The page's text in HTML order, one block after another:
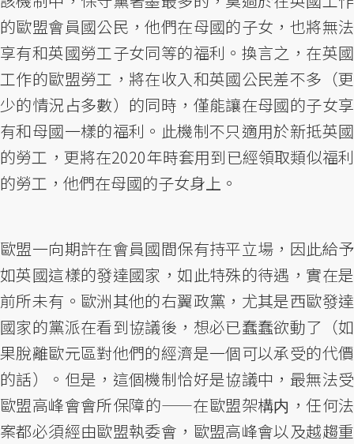
的歐盟會員國公民，他們在母國的子女，也將無法
享有和英國勞工子女同等的福利。換言之，在英國
工作的歐盟勞工，將在收入和英國公民差不多（更
少的情況占多數）的同時，僅能讓在母國的子女享
有和母國一樣的福利。此機制不只適用於新抵英國
的勞工，更將在2020年時套用到已經領取類似福利
的勞工，他們在母國的子女身上。
歐盟一向期許在會員國間保有持平立場，因此給予
如英國這樣的發達國家，如此特殊的待遇，實在是
前所未有。歐洲其他的右翼政黨，尤其是西歐發達
國家的黨派在看到協議後，想必已蠢蠢欲動了（如
果脫離歐元區對他們的經濟是一個可以承受的代價
的話）。但是，這個機制恰好是協議中，最無法受
歐盟高峰會會所保障的——在歐盟架構内，任何法
案都必須經由歐盟執委會，歐盟高峰會以及越趨重